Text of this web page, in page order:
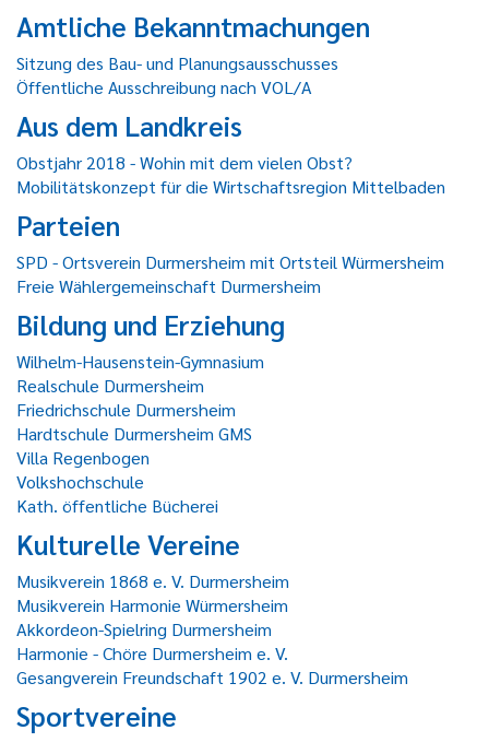
Amtliche Bekanntmachungen
Sitzung des Bau- und Planungsausschusses
Öffentliche Ausschreibung nach VOL/A
Aus dem Landkreis
Obstjahr 2018 - Wohin mit dem vielen Obst?
Mobilitätskonzept für die Wirtschaftsregion Mittelbaden
Parteien
SPD - Ortsverein Durmersheim mit Ortsteil Würmersheim
Freie Wählergemeinschaft Durmersheim
Bildung und Erziehung
Wilhelm-Hausenstein-Gymnasium
Realschule Durmersheim
Friedrichschule Durmersheim
Hardtschule Durmersheim GMS
Villa Regenbogen
Volkshochschule
Kath. öffentliche Bücherei
Kulturelle Vereine
Musikverein 1868 e. V. Durmersheim
Musikverein Harmonie Würmersheim
Akkordeon-Spielring Durmersheim
Harmonie - Chöre Durmersheim e. V.
Gesangverein Freundschaft 1902 e. V. Durmersheim
Sportvereine